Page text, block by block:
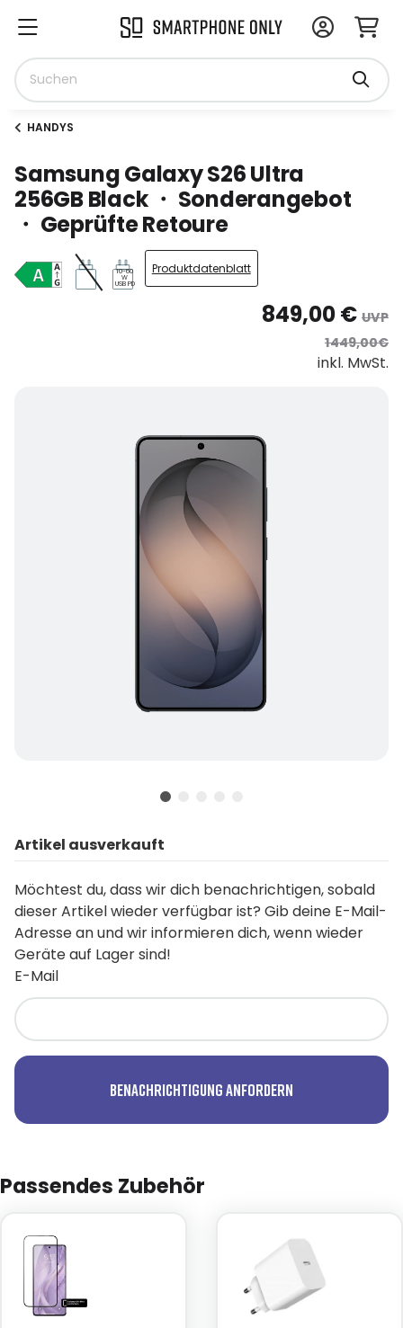
HANDYS
Samsung Galaxy S26 Ultra
256GB Black ・ Sonderangebot
・ Geprüfte Retoure
10-60
W
USB PD
Produktdatenblatt
849,00 € UVP
1449,00€
inkl. MwSt.
Artikel ausverkauft
Möchtest du, dass wir dich benachrichtigen, sobald
dieser Artikel wieder verfügbar ist? Gib deine E-Mail-
Adresse an und wir informieren dich, wenn wieder
Geräte auf Lager sind!
E-Mail
Benachrichtigung anfordern
Passendes Zubehör